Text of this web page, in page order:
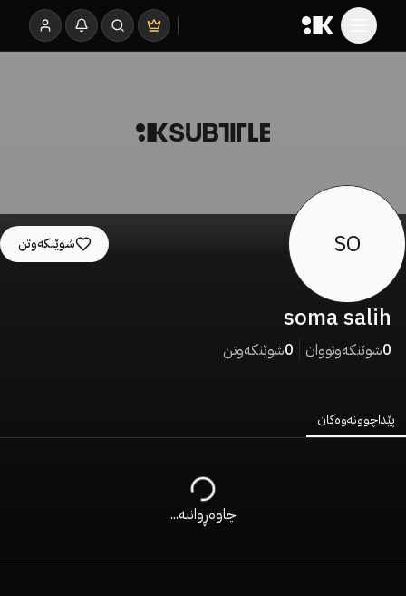
SO
soma salih
0شوێنکەوتووان 0شوێنکەوتن
شوێنکەوتن
پێداچوونەوەکان
چاوەڕوانبە...